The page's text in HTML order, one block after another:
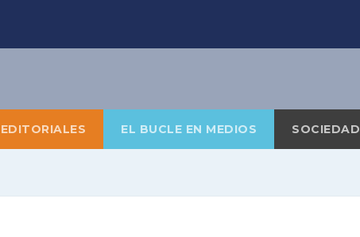
EDITORIALES EL BUCLE EN MEDIOS SOCIEDAD